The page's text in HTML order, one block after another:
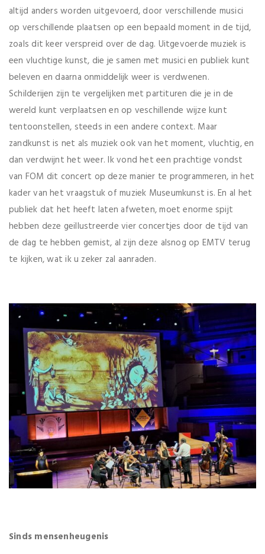
altijd anders worden uitgevoerd, door verschillende musici
op verschillende plaatsen op een bepaald moment in de tijd,
zoals dit keer verspreid over de dag. Uitgevoerde muziek is
een vluchtige kunst, die je samen met musici en publiek kunt
beleven en daarna onmiddelijk weer is verdwenen.
Schilderijen zijn te vergelijken met partituren die je in de
wereld kunt verplaatsen en op veschillende wijze kunt
tentoonstellen, steeds in een andere context. Maar
zandkunst is net als muziek ook van het moment, vluchtig, en
dan verdwijnt het weer. Ik vond het een prachtige vondst
van FOM dit concert op deze manier te programmeren, in het
kader van het vraagstuk of muziek Museumkunst is. En al het
publiek dat het heeft laten afweten, moet enorme spijt
hebben deze geillustreerde vier concertjes door de tijd van
de dag te hebben gemist, al zijn deze alsnog op EMTV terug
te kijken, wat ik u zeker zal aanraden.
Sinds mensenheugenis